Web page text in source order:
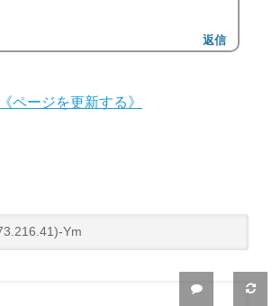
返信
《ページを更新する》